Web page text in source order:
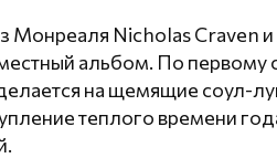
Монреаля Nicholas Craven
альбом. По первому
делается на щемящие соул-
теплого времени